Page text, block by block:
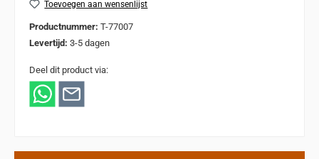
Toevoegen aan wensenlijst
Productnummer: T-77007
Levertijd: 3-5 dagen
Deel dit product via: